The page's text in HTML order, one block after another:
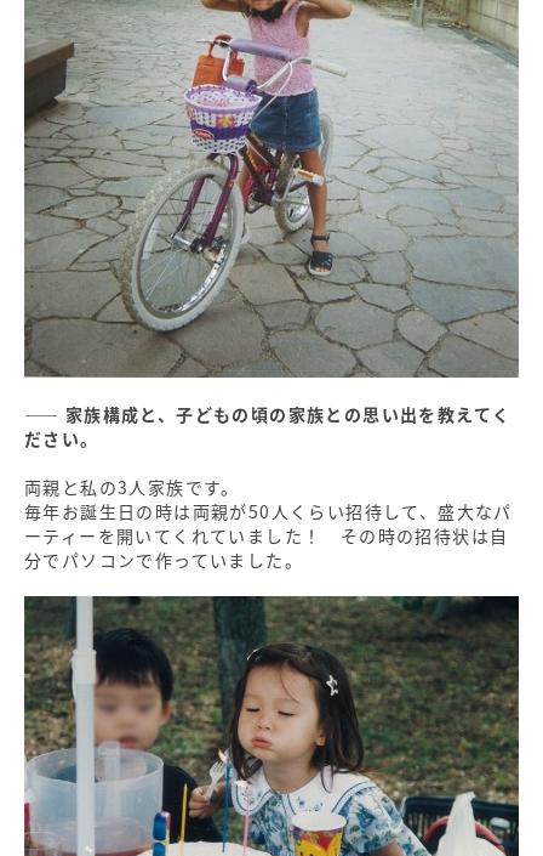
―― 家族構成と、子どもの頃の家族との思い出を教えてく
ださい。
両親と私の3人家族です。
毎年お誕生日の時は両親が50人くらい招待して、盛大なパ
ーティーを開いてくれていました！ その時の招待状は自
分でパソコンで作っていました。